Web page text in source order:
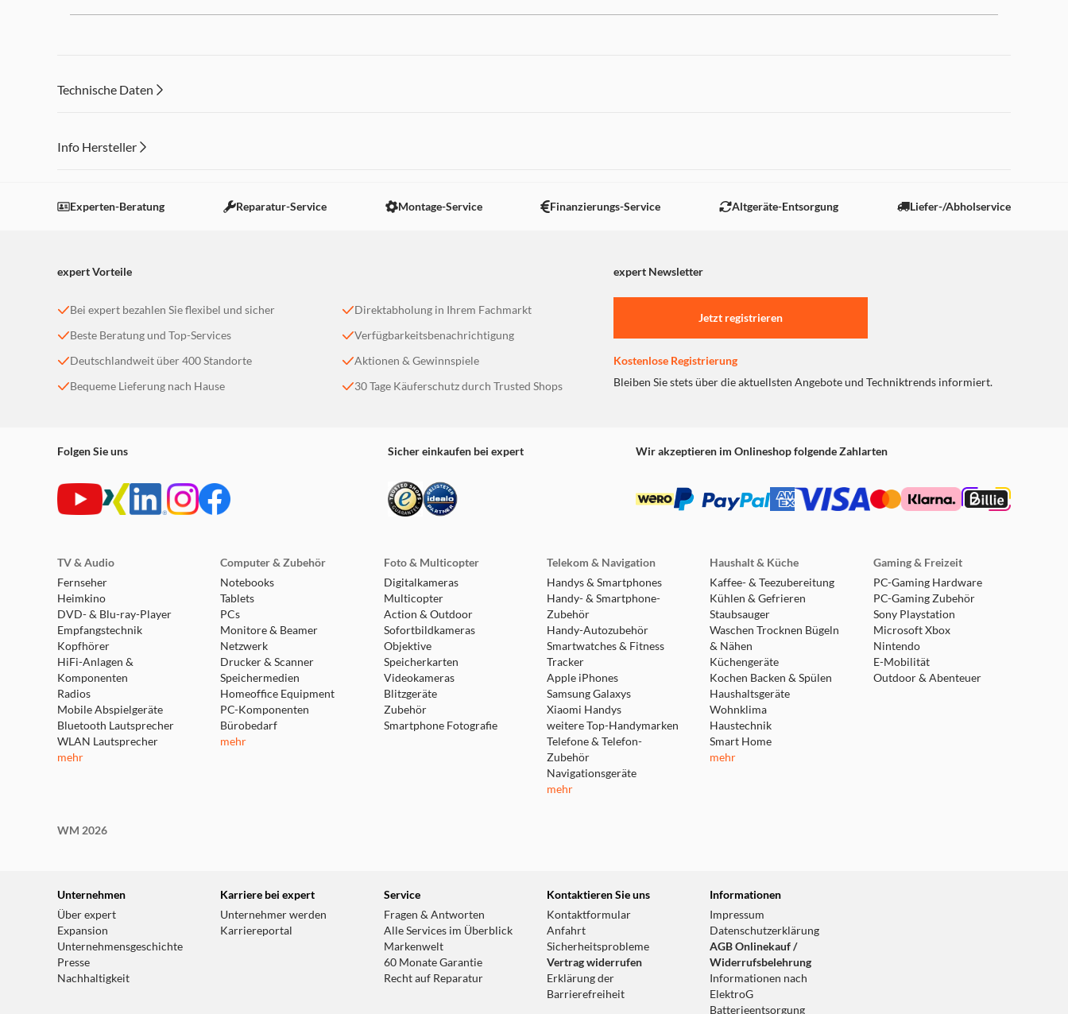
außerdem das Smartphone-Mirroring per USB-Kabel, um das Display
auf USB-Geräten lassen sich ebenfalls abspielen.
Darüber hinaus bietet dieser Mediareceiver Bluetooth, damit Sie Ihre
Musik kabellos streamen und über die Freisprecheinrichtung sicher
telefonieren können.
Mit dem 13-Band-Grafikequalizer können Sie die Klangeinstellungen
ganz nach Belieben anpassen.
Technische Daten
Info Hersteller
Einstellungen anpassen
Experten-Beratung Reparatur-Service Montage-Service Finanzierungs-Service Altgeräte-Entsorgung Liefer-/Abholservice
expert Vorteile expert Newsletter
Bei expert bezahlen Sie flexibel und sicher
Beste Beratung und Top-Services
Deutschlandweit über 400 Standorte
Bequeme Lieferung nach Hause
Direktabholung in Ihrem Fachmarkt
Verfügbarkeitsbenachrichtigung
Aktionen & Gewinnspiele
30 Tage Käuferschutz durch Trusted Shops
Jetzt registrieren
Kostenlose Registrierung
Bleiben Sie stets über die aktuellsten Angebote und Techniktrends informiert.
Folgen Sie uns Sicher einkaufen bei expert Wir akzeptieren im Onlineshop folgende Zahlarten
TV & Audio
Fernseher
Heimkino
DVD- & Blu-ray-Player
Empfangstechnik
Kopfhörer
HiFi-Anlagen &
Komponenten
Radios
Mobile Abspielgeräte
Bluetooth Lautsprecher
WLAN Lautsprecher
mehr
Computer & Zubehör
Notebooks
Tablets
PCs
Monitore & Beamer
Netzwerk
Drucker & Scanner
Speichermedien
Homeoffice Equipment
PC-Komponenten
Bürobedarf
mehr
Foto & Multicopter
Digitalkameras
Multicopter
Action & Outdoor
Sofortbildkameras
Objektive
Speicherkarten
Videokameras
Blitzgeräte
Zubehör
Smartphone Fotografie
Telekom & Navigation
Handys & Smartphones
Handy- & Smartphone-
Zubehör
Handy-Autozubehör
Smartwatches & Fitness
Tracker
Apple iPhones
Samsung Galaxys
Xiaomi Handys
weitere Top-Handymarken
Telefone & Telefon-
Zubehör
Navigationsgeräte
mehr
Haushalt & Küche
Kaffee- & Teezubereitung
Kühlen & Gefrieren
Staubsauger
Waschen Trocknen Bügeln
& Nähen
Küchengeräte
Kochen Backen & Spülen
Haushaltsgeräte
Wohnklima
Haustechnik
Smart Home
mehr
Gaming & Freizeit
PC-Gaming Hardware
PC-Gaming Zubehör
Sony Playstation
Microsoft Xbox
Nintendo
E-Mobilität
Outdoor & Abenteuer
WM 2026
Unternehmen
Über expert
Expansion
Unternehmensgeschichte
Presse
Nachhaltigkeit
Karriere bei expert
Unternehmer werden
Karriereportal
Service
Fragen & Antworten
Alle Services im Überblick
Markenwelt
60 Monate Garantie
Recht auf Reparatur
Kontaktieren Sie uns
Kontaktformular
Anfahrt
Sicherheitsprobleme
Vertrag widerrufen
Erklärung der
Barrierefreiheit
Informationen
Impressum
Datenschutzerklärung
AGB Onlinekauf /
Widerrufsbelehrung
Informationen nach
ElektroG
Batterieentsorgung